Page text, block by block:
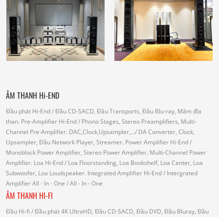
ÂM THANH Hi-END
Đầu phát Hi-End/ Đầu CD-SACD, Đầu Transports, Đầu Blu-ray, Mâm đĩa
than. Pre-Amplifier Hi-End/ Phono Stages, Stereo Preamplifiers, Multi-
Channel Pre-Amplifier. DAC,Clock,Upsampler,.../ DA Converter, Clock,
Upsampler, Đầu Network Player, Streamer. Power Amplifier Hi-End/
Monoblock Power Amplifier, Stereo Power Amplifier, Multi-Channel Power
Amplifier. Loa Hi-End/ Loa Floorstanding, Loa Bookshelf, Loa Center, Loa
Subwoofer, Loa Loudspeaker. Integrated Amplifier Hi-End/ Intergrated
AmplifierAll - In - One / All - In - One
ÂM THANH HI-FI
Đầu Hi-fi / Đầu phát 4K UltraHD, Đầu CD-SACD, Đầu DVD, Đầu Bluray, Đầu